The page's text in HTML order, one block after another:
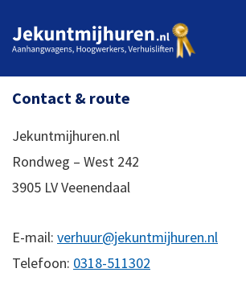
Contact & route
Jekuntmijhuren.nl
Rondweg – West 242
3905 LV Veenendaal
E-mail: verhuur@jekuntmijhuren.nl
Telefoon: 0318-511302